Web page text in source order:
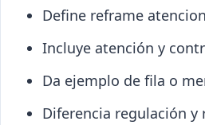
Define reframe
Incluye atención y
Da ejemplo de fila o
Diferencia regulación y